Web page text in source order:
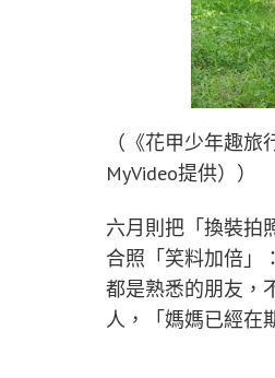
（《花甲少年趣
MyVideo提供））
六月則把「換裝拍
合照「笑料加倍」
都是熟悉的朋友，
人，「媽媽已經在